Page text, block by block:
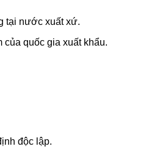
tại nước xuất xứ.
quốc gia xuất khẩu.
độc lập.